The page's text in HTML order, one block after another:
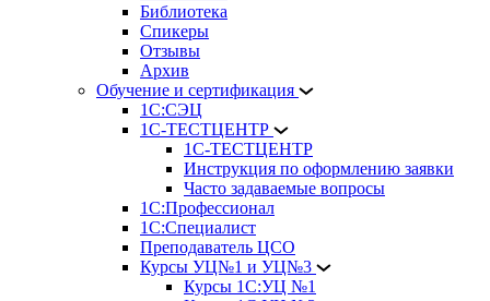
Библиотека
Спикеры
Отзывы
Архив
Обучение и сертификация
1С:СЭЦ
1С-ТЕСТЦЕНТР
1С-ТЕСТЦЕНТР
Инструкция по оформлению заявки
Часто задаваемые вопросы
1С:Профессионал
1С:Специалист
Преподаватель ЦСО
Курсы УЦ№1 и УЦ№3
Курсы 1С:УЦ №1